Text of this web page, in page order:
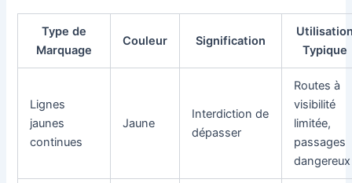
Type de
Marquage
Couleur Signification
Typique
Lignes
jaunes
continues
Jaune
Interdiction de
dépasser
Routes à
visibilité
limitée,
passages
dangereux